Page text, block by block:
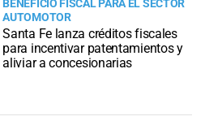
BENEFICIO FISCAL PARA EL SECTOR
AUTOMOTOR
Santa Fe lanza créditos fiscales
para incentivar patentamientos y
aliviar a concesionarias